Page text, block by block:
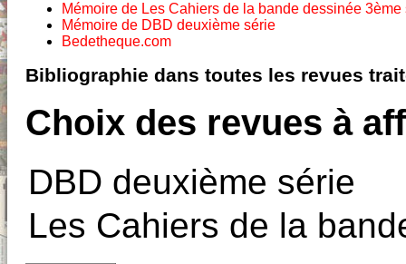
Mémoire de Les Cahiers de la bande dessinée 3ème
Mémoire de DBD deuxième série
Bedetheque.com
Bibliographie dans toutes les revues
Choix des revues à
DBD deuxième série
Les Cahiers de la